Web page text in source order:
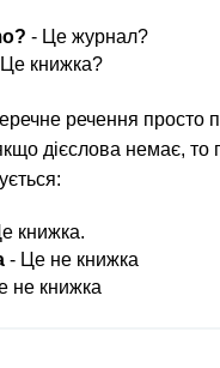
- Це журнал?
книжка?
речення просто
дієслова немає, то
книжка.
- Це не книжка
не книжка